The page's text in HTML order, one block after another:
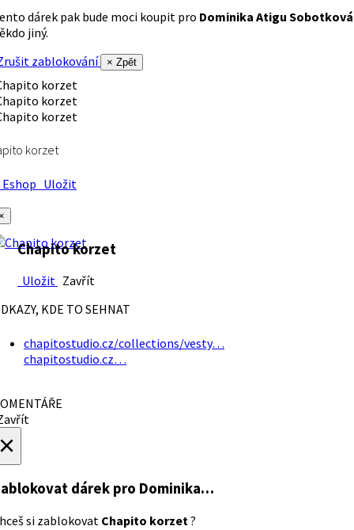
dárek pak bude moci koupit pro Dominika Atigu Sobotková
jiný.
zablokování
× Zpět
korzet
Uložit
Chapito korzet
Uložit Zavřít
KDE TO SEHNAT
chapitostudio.cz/collections/vesty…
chapitostudio.cz…
dárek pro Dominika…
si zablokovat Chapito korzet?